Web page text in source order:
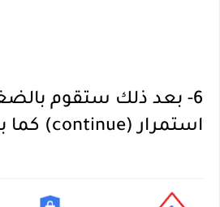
6- بعد ذلك ستقوم
استمرار (continue) كما بالصورة .